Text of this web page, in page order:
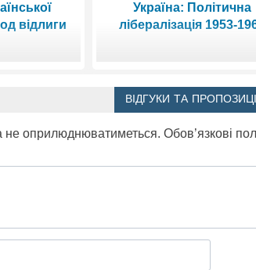
відлиги
Україна: Політична
лібералізація 1953-
ВІДГУКИ ТА
оприлюднюватиметься. Обов’язкові